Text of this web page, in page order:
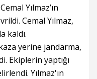
Yılmaz’ın
Cemal Yılmaz,
kaldı.
yerine jandarma,
Ekiplerin yaptığı
Yılmaz'ın